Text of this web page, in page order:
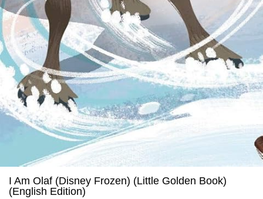
I Am Olaf (Disney Frozen) (Little Golden Book)
(English Edition)